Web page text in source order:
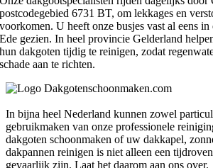
postcodegebied 6731 BT, om lekkages en
voorkomen. U heeft onze busjes vast al eens
Ede gezien. In heel provincie Gelderland
hun dakgoten tijdig te reinigen, zodat
schade aan te richten.
In bijna heel Nederland kunnen zowel
gebruikmaken van onze professionele
dakgoten schoonmaken of uw dakkapel,
dakpannen reinigen is niet alleen een
gevaarlijk zijn. Laat het daarom aan ons over.